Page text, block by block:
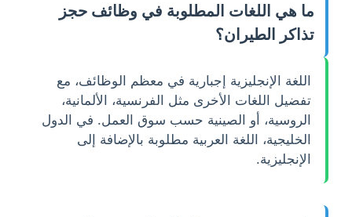
ما هي اللغات المطلوبة في وظائف حجز
تذاكر الطيران؟
اللغة الإنجليزية إجبارية في معظم الوظائف، مع
تفضيل اللغات الأخرى مثل الفرنسية، الألمانية،
الروسية، أو الصينية حسب سوق العمل. في الدول
الخليجية، اللغة العربية مطلوبة بالإضافة إلى
الإنجليزية.